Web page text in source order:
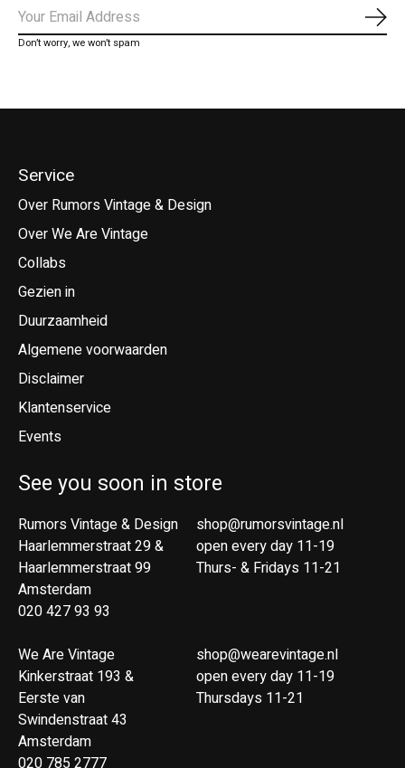
Don’t worry, we won’t spam
Service
Over Rumors Vintage & Design
Over We Are Vintage
Collabs
Gezien in
Duurzaamheid
Algemene voorwaarden
Disclaimer
Klantenservice
Events
See you soon in store
Rumors Vintage & Design
Haarlemmerstraat 29 &
Haarlemmerstraat 99
Amsterdam
020 427 93 93
We Are Vintage
Kinkerstraat 193 &
Eerste van
Swindenstraat 43
Amsterdam
020 785 2777
shop@rumorsvintage.nl
open every day 11-19
Thurs- & Fridays 11-21
shop@wearevintage.nl
open every day 11-19
Thursdays 11-21